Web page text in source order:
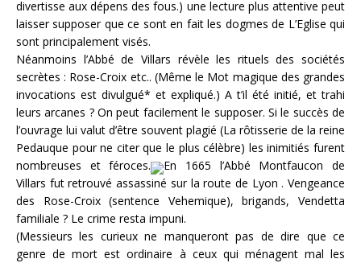
divertisse aux dépens des fous.) une lecture plus attentive peut
laisser supposer que ce sont en fait les dogmes de L’Eglise qui
sont principalement visés.
Néanmoins l’Abbé de Villars révèle les rituels des sociétés
secrètes : Rose-Croix etc.. (Même le Mot magique des grandes
invocations est divulgué* et expliqué.) A t’il été initié, et trahi
leurs arcanes ? On peut facilement le supposer. Si le succès de
l’ouvrage lui valut d’être souvent plagié (La rôtisserie de la reine
Pedauque pour ne citer que le plus célèbre) les inimitiés furent
nombreuses et féroces.
En 1665 l’Abbé Montfaucon de
Villars fut retrouvé assassiné sur la route de Lyon . Vengeance
des Rose-Croix (sentence Vehemique), brigands, Vendetta
familiale ? Le crime resta impuni.
(Messieurs les curieux ne manqueront pas de dire que ce
genre de mort est ordinaire à ceux qui ménagent mal les